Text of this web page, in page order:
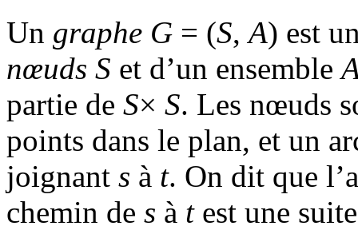
Un graphe G = (S,A) est
nœuds S et d’un ensemble
partie de S× S. Les nœuds
points dans le plan, et un
joignant s à t. On dit que
chemin de s à test une